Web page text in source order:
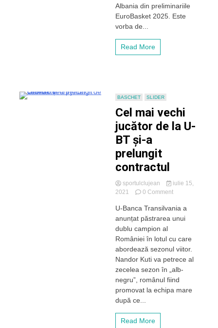
la
Albania din preliminariile
EuroBasket 2025. Este
vorba de...
Read More
BASCHET SLIDER
Cel mai vechi
jucător de la U-
BT și-a
prelungit
contractul
sportulclujean
iulie 15,
2021
0 Commenton
mai
vechi
U-
BT
și-
a
prelungit
U-Banca Transilvania a
anunțat păstrarea unui
dublu campion al
României în lotul cu care
abordează sezonul viitor.
Nandor Kuti va petrece al
zecelea sezon în „alb-
negru”, românul fiind
promovat la echipa mare
după ce...
Read More